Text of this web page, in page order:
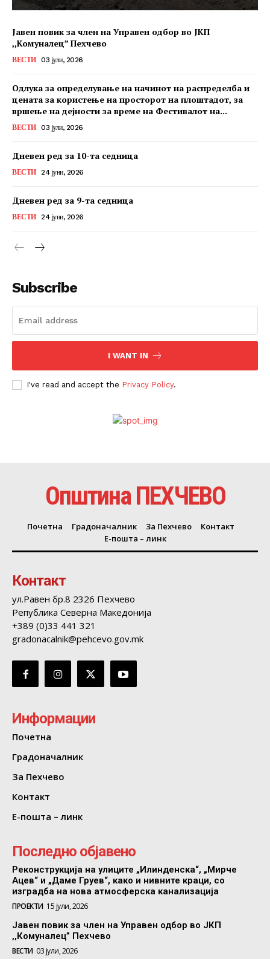
Јавен повик за член на Управен одбор во ЈКП
,,Комуналец” Пехчево
ВЕСТИ 03 јули, 2026
Одлука за определување на начинот на распределба и
цената за користење на просторот на плоштадот, за
вршење на дејности за време на Фестивалот на...
ВЕСТИ 03 јули, 2026
Дневен ред за 10-та седница
ВЕСТИ 24 јуни, 2026
Дневен ред за 9-та седница
ВЕСТИ 24 јуни, 2026
Subscribe
I WANT IN
I've read and accept the Privacy Policy.
Општина ПЕХЧЕВО
Почетна Градоначалник За Пехчево
Контакт
Е-пошта – линк
Контакт
ул.Равен бр.8 2326 Пехчево
Република Северна Македонија
+389 (0)33 441 321
gradonacalnik@pehcevo.gov.mk
Информации
Почетна
Градоначалник
За Пехчево
Контакт
Е-пошта – линк
Последно објавено
Реконструкција на улиците „Илинденска“, „Мирче
Ацев“ и „Даме Груев“, како и нивните краци, со
изградба на нова атмосферска канализација
ПРОЕКТИ 15 јули, 2026
Јавен повик за член на Управен одбор во ЈКП
,,Комуналец” Пехчево
ВЕСТИ 03 јули, 2026